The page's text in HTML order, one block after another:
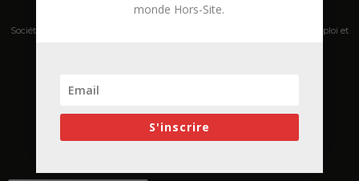
Société de presse, plateforme de mise en relation sur les marchés B2B, emploi et
monde Hors-Site.
S'inscrire